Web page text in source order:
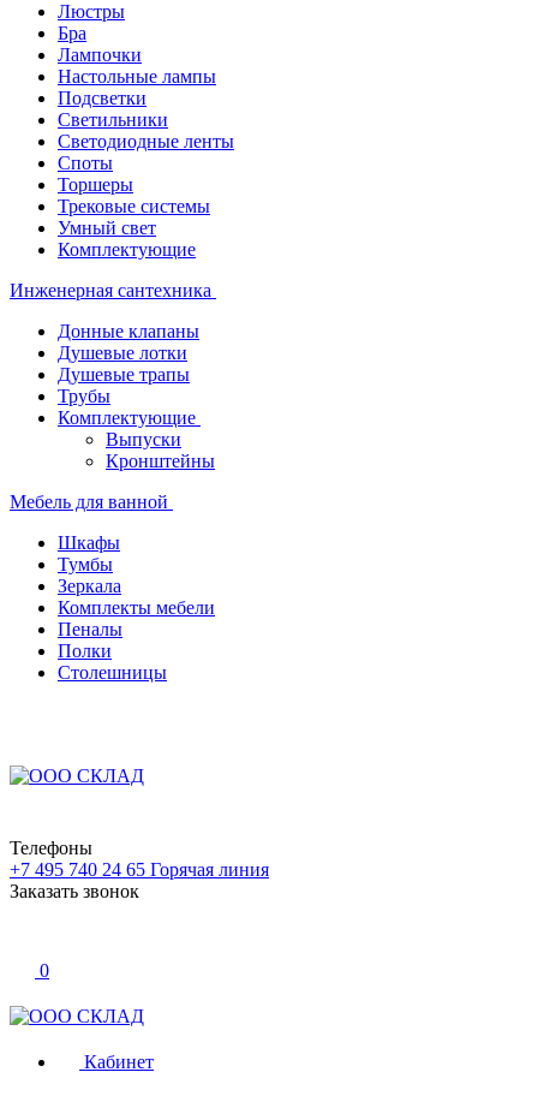
Люстры
Бра
Лампочки
Настольные лампы
Подсветки
Светильники
Светодиодные ленты
Споты
Торшеры
Трековые системы
Умный свет
Комплектующие
Инженерная сантехника
Донные клапаны
Душевые лотки
Душевые трапы
Трубы
Комплектующие
Выпуски
Кронштейны
Мебель для ванной
Шкафы
Тумбы
Зеркала
Комплекты мебели
Пеналы
Полки
Столешницы
Телефоны
+7 495 740 24 65 Горячая линия
Заказать звонок
0
Кабинет